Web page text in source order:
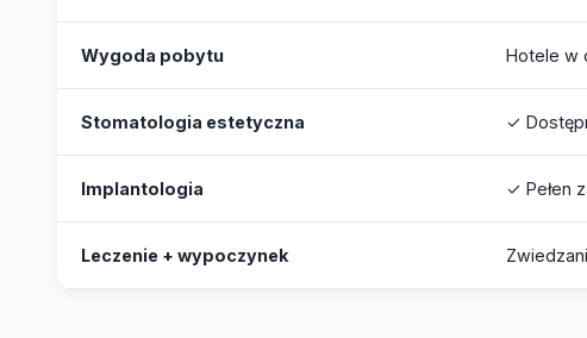
Wygoda pobytu Hotele w
Stomatologia estetyczna ✓
Implantologia ✓ Pełen
Leczenie + wypoczynek